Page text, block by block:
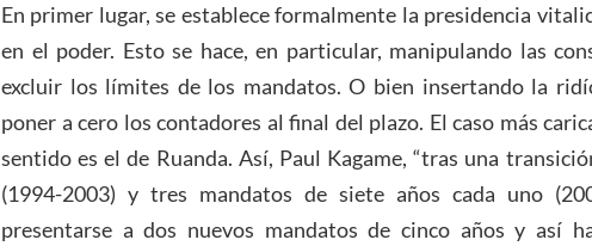
En primer lugar, se establece formalmente la presidencia
en el poder. Esto se hace, en particular, manipulando las
excluir los límites de los mandatos. O bien insertando la
poner a cero los contadores al final del plazo. El caso más
sentido es el de Ruanda. Así, Paul Kagame, “tras una
(1994-2003) y tres mandatos de siete años cada uno
presentarse a dos nuevos mandatos de cinco años y así